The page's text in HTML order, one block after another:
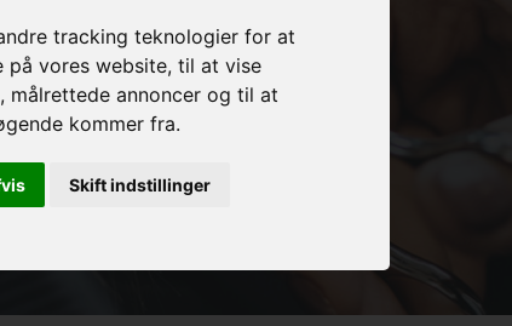
tracking teknologier for at
på vores website, til at vise
målrettede annoncer og til at
kommer fra.
Skift indstillinger